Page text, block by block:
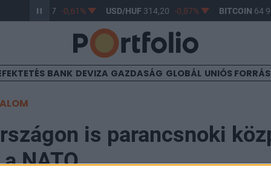
363,17 -0,61% USD/HUF 314,20 -0,87% BITCOIN64
BANK DEVIZA GAZDASÁG GLOBÁL UNIÓS
is parancsnoki
NATO